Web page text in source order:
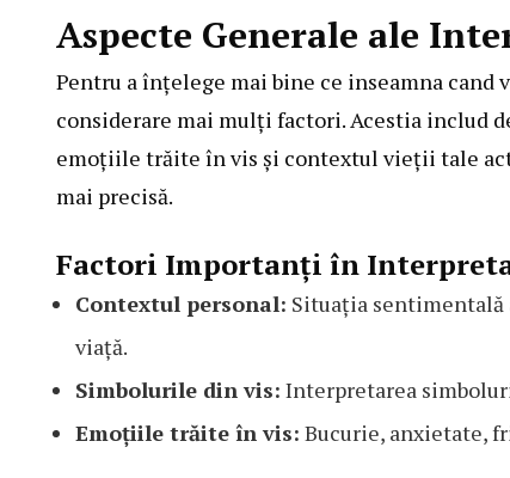
Aspecte Generale ale
Pentru a înțelege mai bine ce inseamna
considerare mai mulți factori. Acestia includ
emoțiile trăite în vis și contextul vieții tale
mai precisă.
Factori Importanți în
Contextul personal: Situația
viață.
Simbolurile din vis: Interpretarea
Emoțiile trăite în vis: Bucurie, anxietate,